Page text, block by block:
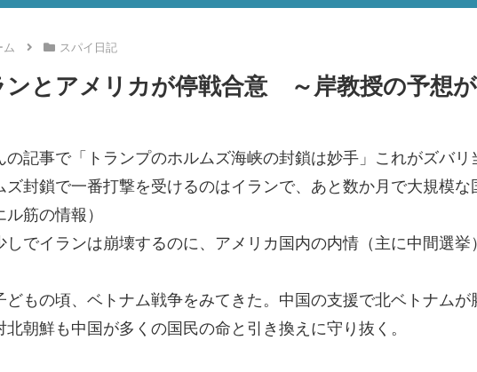
ム スパイ日記
ンとアメリカが停戦合意 ～岸教授の予想
の記事で「トランプのホルムズ海峡の封鎖は妙手」これがズバリ
ズ封鎖で一番打撃を受けるのはイランで、あと数か月で大規模
ル筋の情報）
しでイランは崩壊するのに、アメリカ国内の内情（主に中間選挙
どもの頃、ベトナム戦争をみてきた。中国の支援で北ベトナムが
北朝鮮も中国が多くの国民の命と引き換えに守り抜く。